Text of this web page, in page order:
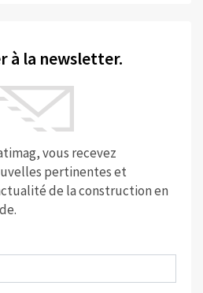
à la newsletter.
vous recevez
pertinentes et
de la construction en